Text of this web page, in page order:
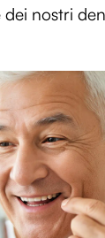
nostri